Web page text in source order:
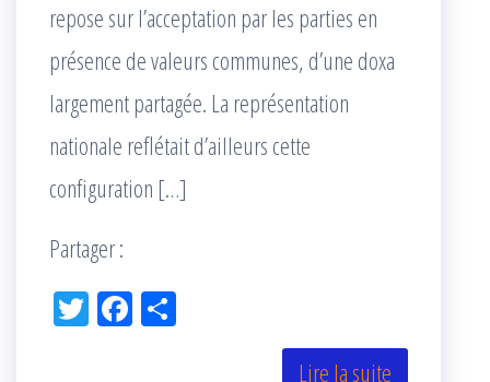
repose sur l’acceptation par les parties en
présence de valeurs communes, d’une doxa
largement partagée. La représentation
nationale reflétait d’ailleurs cette
configuration […]
Partager :
Tw Fac
Lire la suite